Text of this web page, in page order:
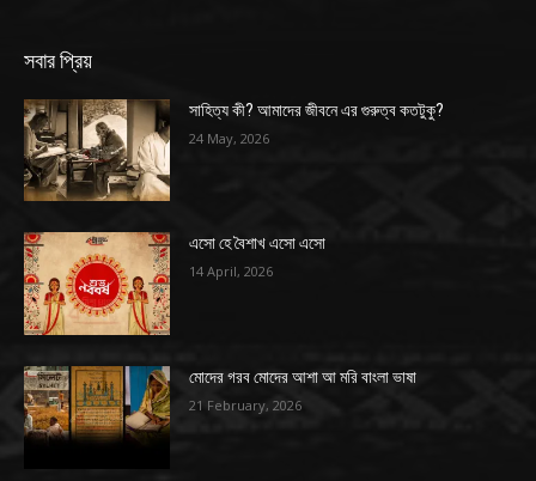
সবার প্রিয়
সাহিত্য কী? আমাদের জীবনে এর গুরুত্ব কতটুকু?
24 May, 2026
এসো হে বৈশাখ এসো এসো
14 April, 2026
মোদের গরব মোদের আশা আ মরি বাংলা ভাষা
21 February, 2026